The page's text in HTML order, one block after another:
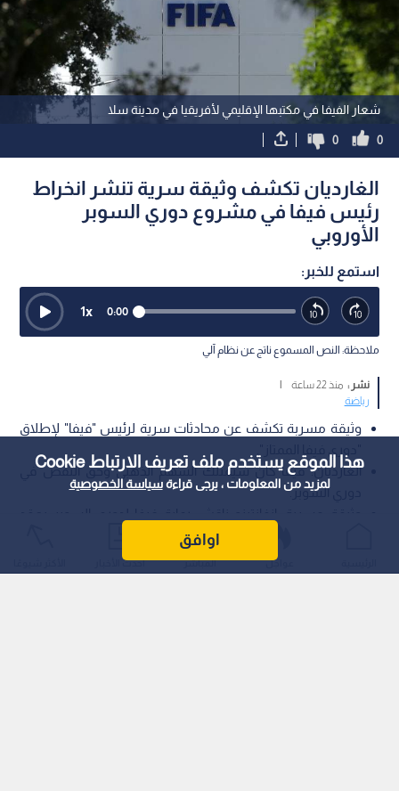
هذا الموقع يستخدم ملف تعريف الارتباط Cookie
لمزيد من المعلومات ، يرجى قراءةسياسة الخصوصية
اوافق
شعار الفيفا في مكتبها الإقليمي لأفريقيا في مدينة سلا
0
0
الغارديان تكشف وثيقة سرية تنشر انخراط
رئيس فيفا في مشروع دوري السوبر
الأوروبي
استمع للخبر:
0:00
1x
ملاحظة: النص المسموع ناتج عن نظام آلي
نشر : منذ 22 ساعة
|
رياضة
وثيقة مسربة تكشف عن محادثات سرية لرئيس "فيفا" لإطلاق
الغارديان: فيفا كان سيمتلك السهم الذهبي وحق النقض في
دوري السوبر.
كشف تقرير استقصائي نشرته صحيفة "ذا غارديان" (The Guardian)
عواجل المباشر أحدث الأخبار